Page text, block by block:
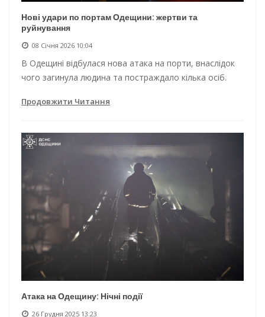
Нові удари по портам Одещини: жертви та
руйнування
08 Січня 2026 10:04
В Одещині відбулася нова атака на порти, внаслідок
чого загинула людина та постраждало кілька осіб.
Продовжити Читання
Атака на Одещину: Нічні події
26 Грудня 2025 13:23